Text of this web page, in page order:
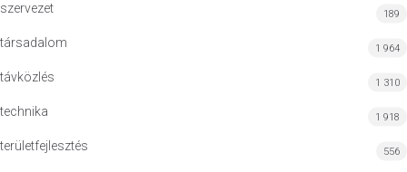
szervezet 189
társadalom 1 964
távközlés 1 310
technika 1 918
területfejlesztés 556